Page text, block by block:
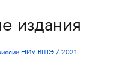
издания